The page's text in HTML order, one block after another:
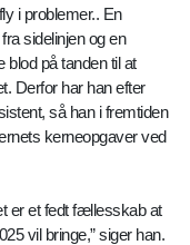
i problemer.. En
sidelinjen og en
på tanden til at
Derfor har han efter
så han i fremtiden
kerneopgaver ved
er et fedt fællesskab at
vil bringe,” siger han.